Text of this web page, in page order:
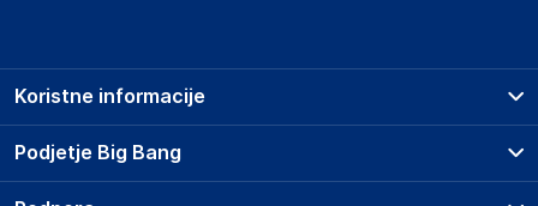
Podjetje Big Bang
O podjetju
Koristne informacije
Prodajna mesta